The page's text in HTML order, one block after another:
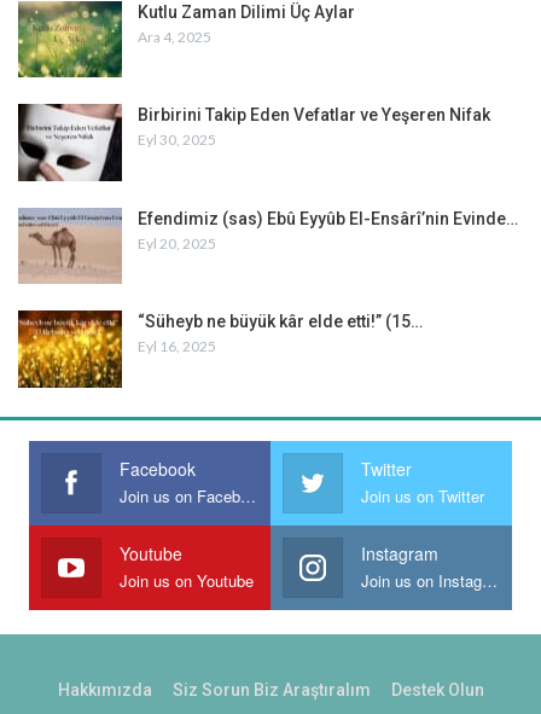
Kutlu Zaman Dilimi Üç Aylar
Ara 4, 2025
Birbirini Takip Eden Vefatlar ve Yeşeren Nifak
Eyl 30, 2025
Efendimiz (sas) Ebû Eyyûb El-Ensârî’nin Evinde…
Eyl 20, 2025
“Süheyb ne büyük kâr elde etti!” (15…
Eyl 16, 2025
Facebook
Join us on Facebook
Twitter
Join us on Twitter
Youtube
Join us on Youtube
Instagram
Join us on Instagram
Hakkımızda Siz Sorun Biz Araştıralım Destek Olun